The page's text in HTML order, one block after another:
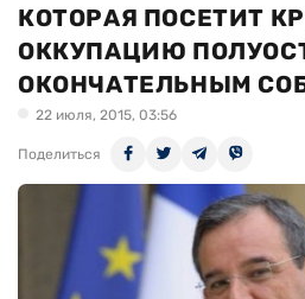
КОТОРАЯ ПОСЕТИТ
ОККУПАЦИЮ
ОКОНЧАТЕЛЬНЫМ
22 июля, 2015, 03:56
Поделиться